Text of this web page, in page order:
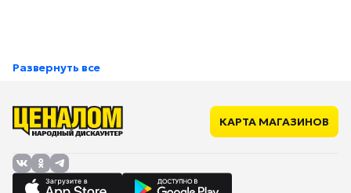
Развернуть все
КАРТА МАГАЗИНОВ